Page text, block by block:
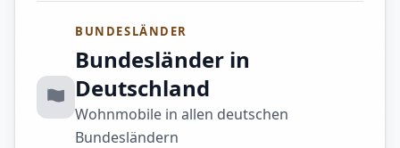
BUNDESLÄNDER
Bundesländer in
Deutschland
Wohnmobile in allen deutschen
Bundesländern